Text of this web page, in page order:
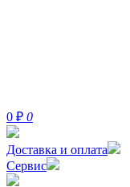
0 ₽ 0
Доставка и оплата
Сервис